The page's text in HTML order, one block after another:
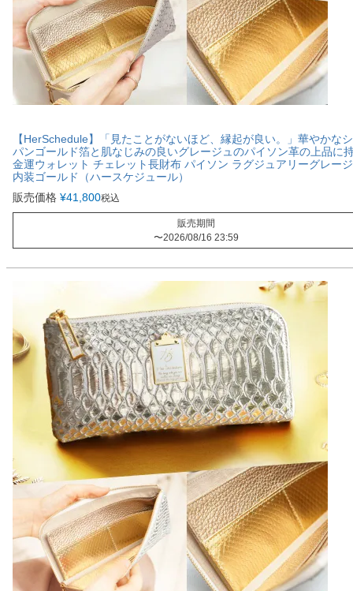
【HerSchedule】「見たことがないほど、縁起が良い。」華やかな
パンゴールド箔と肌なじみの良いグレージュのパイソン革の上品に
金運ウォレット チェレット長財布 パイソン ラグジュアリーグレー
内装ゴールド（ハースケジュール）
販売価格 ¥41,800税込
販売期間
〜2026/08/16 23:59